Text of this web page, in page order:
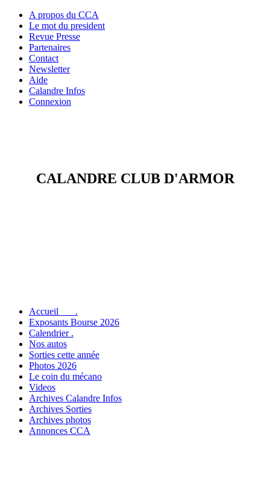
A propos du CCA
Le mot du president
Revue Presse
Partenaires
Contact
Newsletter
Aide
Calandre Infos
Connexion
CALANDRE CLUB D'ARMOR
Accueil .
Exposants Bourse 2026
Calendrier .
Nos autos
Sorties cette année
Photos 2026
Le coin du mécano
Videos
Archives Calandre Infos
Archives Sorties
Archives photos
Annonces CCA